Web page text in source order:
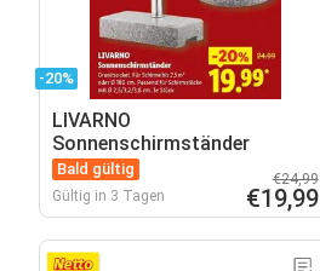
-20%
LIVARNO
Sonnenschirmständer
Bald gültig
Gültig in 3 Tagen
€24,99
€19,99